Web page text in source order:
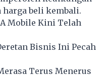
beli kembali.
Mobile Kini Telah
Bisnis Ini Pecah
Terus Menerus